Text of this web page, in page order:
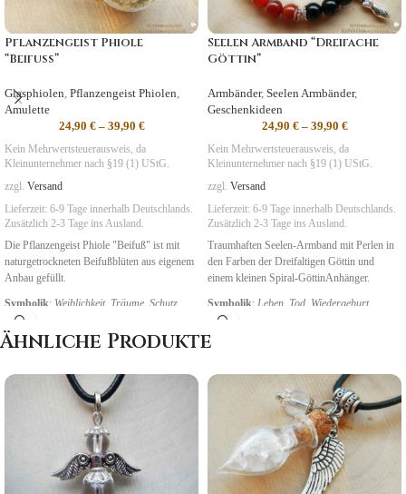
Pflanzengeist Phiole
“Beifuss”
Glasphiolen Pflanzengeist Phiolen
Amulette
24,90 €– 39,90 €
Kein Mehrwertsteuerausweis, da
Kleinunternehmer nach §19 (1) UStG.
zzgl. Versand
Lieferzeit: 6-9 Tage innerhalb Deutschlands.
Zusätzlich 2-3 Tage ins Ausland.
Die Pflanzengeist Phiole "Beifuß" ist mit
naturgetrockneten Beifußblüten aus eigenem
Anbau gefüllt.
Symbolik: Weiblichkeit, Träume, Schutz
Seelen Armband “Dreifache
Göttin”
Armbänder, Seelen Armbänder,
Geschenkideen
24,90 €– 39,90 €
Kein Mehrwertsteuerausweis, da
Kleinunternehmer nach §19 (1) UStG.
zzgl. Versand
Lieferzeit: 6-9 Tage innerhalb Deutschlands.
Zusätzlich 2-3 Tage ins Ausland.
Traumhaften Seelen-Armband mit Perlen in
den Farben der Dreifaltigen Göttin und
einem kleinen Spiral-GöttinAnhänger.
Symbolik: Leben, Tod, Wiedergeburt
Ähnliche Produkte